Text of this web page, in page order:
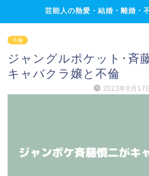
芸能人の熱愛・結婚・離婚・
不倫
ジャングルポケット･斉
キャバクラ嬢と不倫
2023年8月17